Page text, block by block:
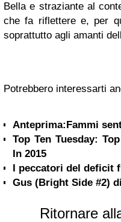
Bella e straziante al
che fa riflettere e, per
soprattutto agli amanti
Potrebbero interessarti
Anteprima:Fammi
Top Ten Tuesday:
In 2015
I peccatori del deficit
Gus (Bright Side #2)
Ritornare